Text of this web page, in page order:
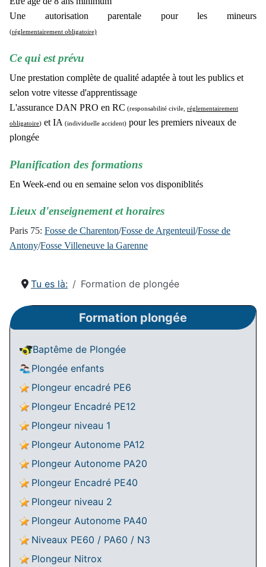
Tu es là: Formation de plongée
Formation plongée
Baptême de Plongée
Plongée enfants
Plongeur encadré PE6
Plongeur Encadré PE12
Plongeur niveau 1
Plongeur Autonome PA12
Plongeur Autonome PA20
Plongeur Encadré PE40
Plongeur niveau 2
Plongeur Autonome PA40
Niveaux PE60 / PA60 / N3
Plongeur Nitrox
Une autorisation parentale pour les mineurs
(réglementairement obligatoire)
Ce qui est prévu
Une prestation complète de qualité adaptée à tout les publics et
selon votre vitesse d'apprentissage
L'assurance DAN PRO en RC (responsabilité civile, réglementairement
obligatoire) et IA (individuelle accident) pour les premiers niveaux de
plongée
Planification des formations
En Week-end ou en semaine selon vos disponiblités
Lieux d'enseignement et horaires
Paris 75: Fosse de Charenton/Fosse de Argenteuil/Fosse de
Antony/Fosse Villeneuve la Garenne